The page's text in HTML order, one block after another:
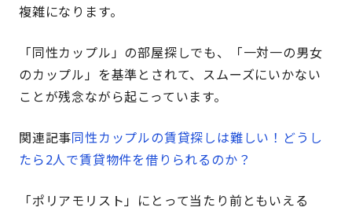
複雑になります。
「同性カップル」の部屋探しでも、「一対一の男女
のカップル」を基準とされて、スムーズにいかない
ことが残念ながら起こっています。
関連記事同性カップルの賃貸探しは難しい！どうし
たら2人で賃貸物件を借りられるのか？
「ポリアモリスト」にとって当たり前ともいえる